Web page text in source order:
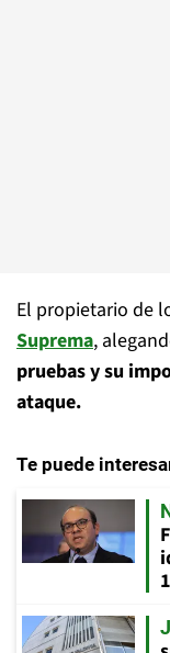
El propietario de
Suprema,
pruebas y su
ataque.
Te puede